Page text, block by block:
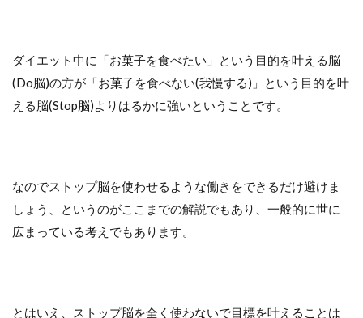
ダイエット中に「お菓子を食べたい」という目的を叶える脳
(Do脳)の方が「お菓子を食べない(我慢する)」という目的を叶
える脳(Stop脳)よりはるかに強いということです。
なのでストップ脳を使わせるような働きをできるだけ避けま
しょう、というのがここまでの解説でもあり、一般的に世に
広まっている考えでもあります。
とはいえ、ストップ脳を全く使わないで目標を叶えることは